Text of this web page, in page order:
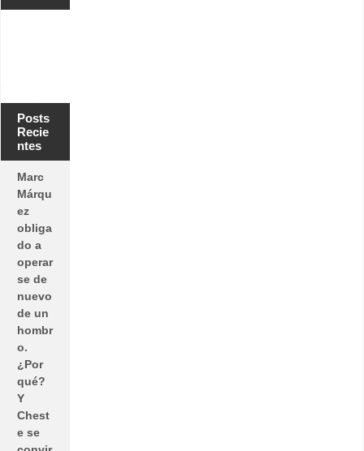
Posts
Recie
ntes
Marc
Márqu
ez
obliga
do a
operar
se de
nuevo
de un
hombr
o.
¿Por
qué?
Y
Chest
e se